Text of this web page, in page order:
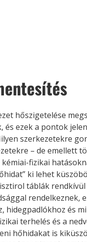
hőszigetelése
és ezek a pontok
szerkezetekre
– de emellett
kémiai-fizikai
ki lehet
táblák
rendelkeznek,
hidegpadlókhoz és
terhelés és a
hőhidakat is